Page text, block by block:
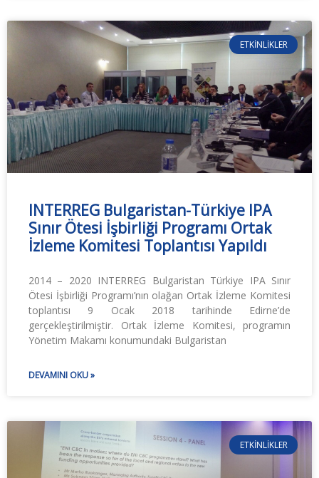
ETKINLIKLER
INTERREG Bulgaristan-Türkiye IPA
Sınır Ötesi İşbirliği Programı Ortak
İzleme Komitesi Toplantısı Yapıldı
2014 – 2020 INTERREG Bulgaristan Türkiye IPA Sınır
Ötesi İşbirliği Programı’nın olağan Ortak İzleme Komitesi
toplantısı 9 Ocak 2018 tarihinde Edirne’de
gerçekleştirilmiştir. Ortak İzleme Komitesi, programın
Yönetim Makamı konumundaki Bulgaristan
DEVAMINI OKU »
ETKINLIKLER